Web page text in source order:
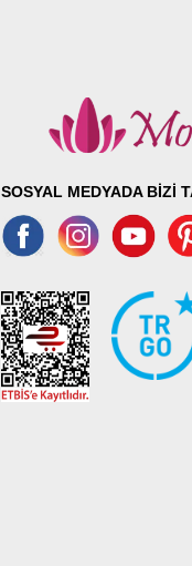
SOSYAL MEDYADA BİZİ